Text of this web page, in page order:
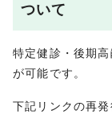
ついて
特定健診・後期
が可能です。
下記リンクの再